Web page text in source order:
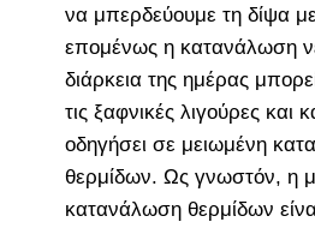
να μπερδεύουμε τη δίψα
επομένως η κατανάλωση
διάρκεια της ημέρας
τις ξαφνικές λιγούρες και
οδηγήσει σε μειωμένη
θερμίδων. Ως γνωστόν, η
κατανάλωση θερμίδων